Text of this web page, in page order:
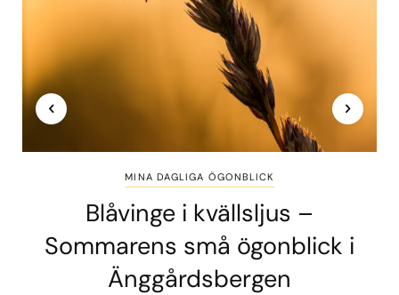
MINA DAGLIGA ÖGONBLICK
Blåvinge i kvällsljus –
Sommarens små ögonblick i
Änggårdsbergen